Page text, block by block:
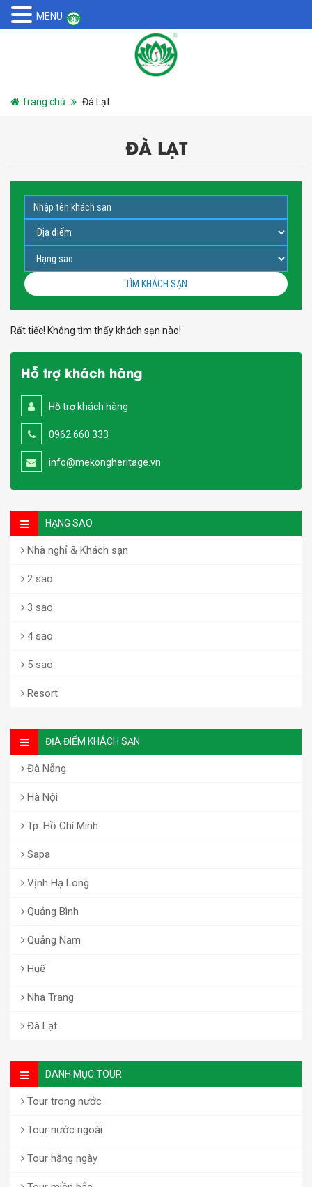
Trang chủ Đà Lạt
ĐÀ LẠT
TÌM KHÁCH SẠN
Rất tiếc! Không tìm thấy khách sạn nào!
Hỗ trợ khách hàng
Hỗ trợ khách hàng
0962 660 333
info@mekongheritage.vn
HẠNG SAO
Nhà nghỉ & Khách sạn
2 sao
3 sao
4 sao
5 sao
Resort
ĐỊA ĐIỂM KHÁCH SẠN
Đà Nẵng
Hà Nội
Tp. Hồ Chí Minh
Sapa
Vịnh Hạ Long
Quảng Bình
Quảng Nam
Huế
Nha Trang
Đà Lạt
DANH MỤC TOUR
Tour trong nước
Tour nước ngoài
Tour hằng ngày
MENU